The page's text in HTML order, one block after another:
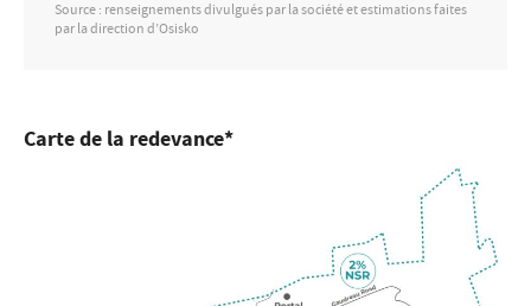
Source : renseignements divulgués par la société et estimations faites
par la direction d’Osisko
Carte de la redevance*